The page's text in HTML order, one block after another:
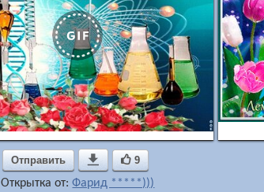
Отправить  9
Открытка от:Фарид *****)))